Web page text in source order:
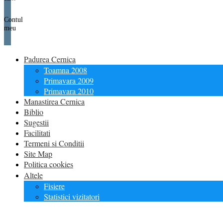
Contul
meu
Padurea Cernica
Toamna 2008
Primavara 2009
Primavara 2010
Manastirea Cernica
Biblio
Sugestii
Facilitati
Termeni si Conditii
Site Map
Politica cookies
Altele
Fisiere
Statistici vizitatori